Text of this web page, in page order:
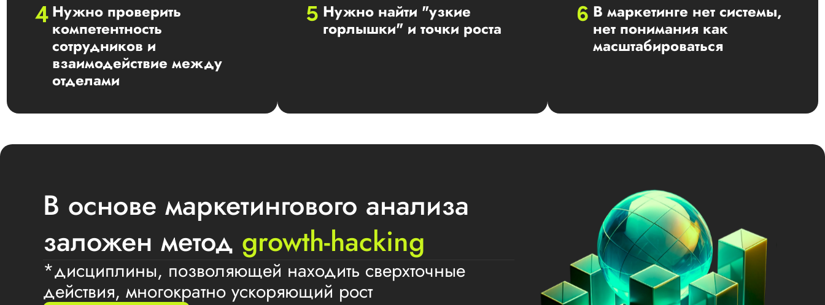
Нужно проверить
компетентность
сотрудников и
взаимодействие между
отделами​
Нужно найти "узкие
горлышки" и точки роста
В маркетинге нет системы,
нет понимания как
масштабироваться
В основе маркетингового анализа
заложен метод growth-hacking
*дисциплины, позволяющей находить сверхточные
действия, многократно ускоряющий рост